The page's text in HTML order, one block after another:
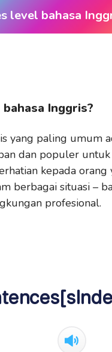
level bahasa
Inggris?
yang paling umum
dan populer
kepada
berbagai situasi –
profesional.